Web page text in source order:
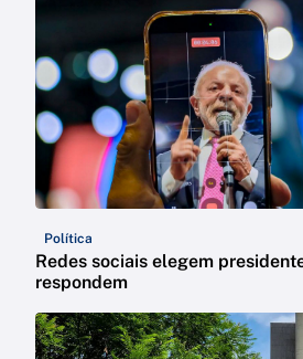
Política
Redes sociais elegem
respondem